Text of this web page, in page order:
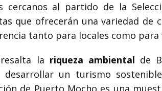
cercanos al partido de la
que ofrecerán una variedad
tanto para locales como
la riqueza ambiental de
desarrollar un turismo
de Puerto Mocho es una